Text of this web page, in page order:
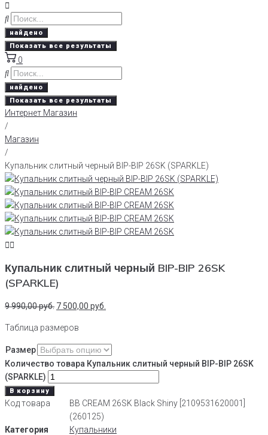
найдено
Показать все результаты
0
найдено
Показать все результаты
Интернет Магазин
/
Магазин
/
Купальник слитный черный BIP-BIP 26SK (SPARKLE)
Купальник слитный черный BIP-BIP 26SK
(SPARKLE)
9 990,00руб. 7 500,00 руб.
Таблица размеров
Размер
Количество товара Купальник слитный черный BIP-BIP 26SK
(SPARKLE)
В корзину
Код товара
BB CREAM 26SK Black Shiny [2109531620001]
(260125)
Категория
Купальники